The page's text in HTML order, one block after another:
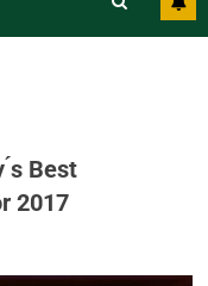
́s Best
2017